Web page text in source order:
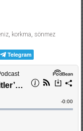
, korkma sönmez
Telegram